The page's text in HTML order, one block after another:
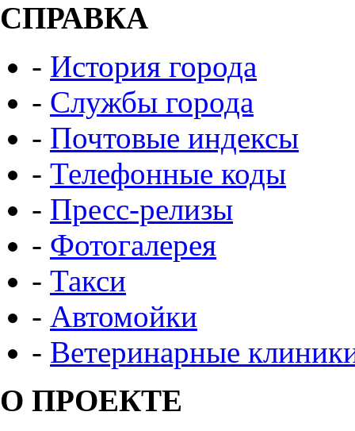
СПРАВКА
- История города
- Службы города
- Почтовые индексы
- Телефонные коды
- Пресс-релизы
- Фотогалерея
- Такси
- Автомойки
- Ветеринарные
О ПРОЕКТЕ